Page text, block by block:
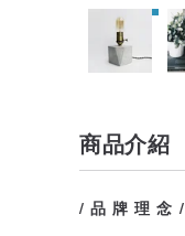
商品介紹
/ 品 牌 理 念 /